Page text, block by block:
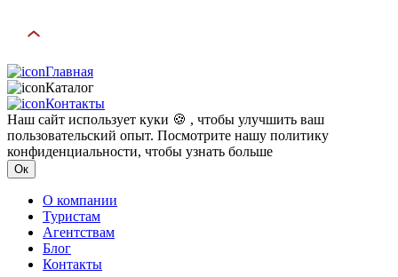
Главная
Каталог
Контакты
Наш сайт использует куки 🍪 , чтобы улучшить ваш
пользовательский опыт. Посмотрите нашу политику
конфиденциальности, чтобы узнать больше
Ок
О компании
Туристам
Агентствам
Блог
Контакты